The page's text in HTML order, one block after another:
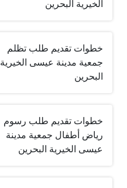
الخيرية البحرين
خطوات تقديم طلب تظلم
جمعية مدينة عيسى الخيرية
البحرين
خطوات تقديم طلب رسوم
رياض أطفال جمعية مدينة
عيسى الخيرية البحرين